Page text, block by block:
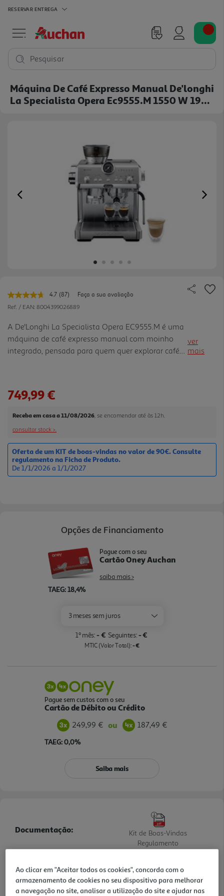
RESERVAR ENTREGA
Pesquisar
Máquina De Café Expresso Manual De'longhi
La Specialista Opera Ec9555.m 1550 W 19
Previous
4.7 Leu
87
Link
para
a
mesma
página.
(87)
Faça a sua avaliação
Ref. / EAN: 8004399026889
A De'Longhi La Specialista Opera EC9555.M é uma
máquina de café expresso manual com moinho
integrado, pensada para quem quer explorar cafés
em menos de 20 segundos e ajuda a manter uma
perfis de temperatura permitem ajustar o resultado
ao tipo de grão e à bebida pretend ida. A Smart
Tamping Station reduz a sujidade e apoia uma
prensagem mais consistente, enquanto a pré-
Com funções para espresso, café, americano, água
2 filtros e acabamento em metal, integra
personalização, design e versatilidade para o café
ver
mais
749,99 €
Receba em casa a 11/08/2026 , se encomendar até às 12h.
consultar stock >.
Oferta de um KIT de boas-vindas no valor de 90€. Consulte
regulamento na Ficha de Produto.
De 1/1/2026 a 1/1/2027
Opções de Financiamento
TAEG: 18,4%
Pague com o seu
Cartão Oney Auchan
saiba mais >
3 meses sem juros
1º mês:- € Seguintes:- €
MTIC (Valor Total):- €
Pague sem custos com o seu
Cartão de Débito ou Crédito
249,99 € ou 187,49 €
TAEG: 0,0%
Saiba mais
Documentação:
Kit de Boas-Vindas
Regulamento
Informações de Marketing
A De'Longhi La Specialista Opera EC9555.M é uma máquina de café
Ao clicar em "Aceitar todos os cookies", concorda com o
armazenamento de cookies no seu dispositivo para melhorar
a navegação no site, analisar a utilização do site e ajudar nas